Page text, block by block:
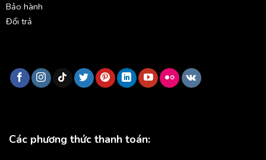
Bảo hành
Đổi trả
Các phương thức thanh toán: